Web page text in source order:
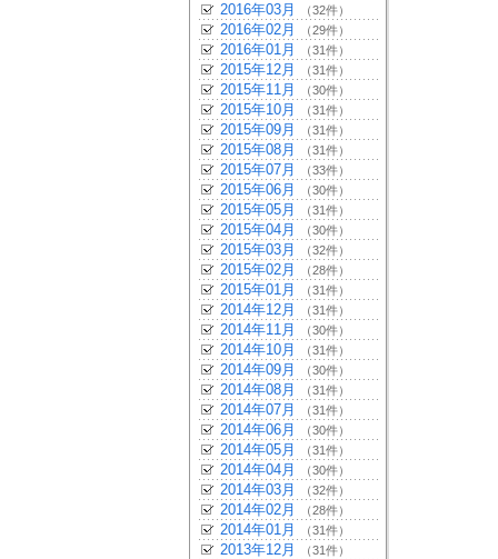
2016年03月 （32件）
2016年02月 （29件）
2016年01月 （31件）
2015年12月 （31件）
2015年11月 （30件）
2015年10月 （31件）
2015年09月 （31件）
2015年08月 （31件）
2015年07月 （33件）
2015年06月 （30件）
2015年05月 （31件）
2015年04月 （30件）
2015年03月 （32件）
2015年02月 （28件）
2015年01月 （31件）
2014年12月 （31件）
2014年11月 （30件）
2014年10月 （31件）
2014年09月 （30件）
2014年08月 （31件）
2014年07月 （31件）
2014年06月 （30件）
2014年05月 （31件）
2014年04月 （30件）
2014年03月 （32件）
2014年02月 （28件）
2014年01月 （31件）
2013年12月 （31件）